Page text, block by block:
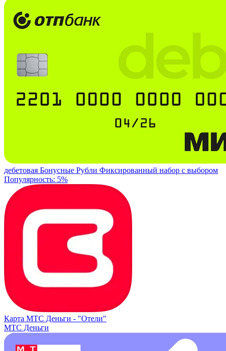
дебетовая Бонусные Рубли Фиксированный набор с выбором
Популярность: 5%
Карта МТС Деньги - "Отели"
МТС Деньги